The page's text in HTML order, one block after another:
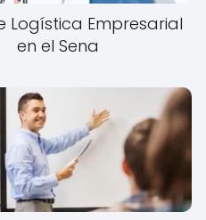
Logística Empresarial
en el Sena